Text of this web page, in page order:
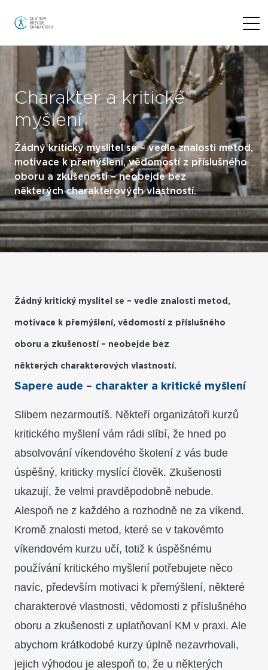
Charakter a kritické
myšlení
Žádný kritický myslitel se – vedle znalosti metod,
motivace k přemýšlení, vědomostí z příslušného
oboru a zkušeností – neobejde bez
některých charakterových vlastností.
Žádný kritický myslitel se – vedle znalosti metod,
motivace k přemýšlení, vědomostí z příslušného
oboru a zkušeností – neobejde bez
některých charakterových vlastností.
Sapere aude – charakter a kritické myšlení
Slibem nezarmoutíš. Někteří organizátoři kurzů
kritického myšlení vám rádi slíbí, že hned po
absolvování víkendového školení z vás bude
úspěšný, kriticky myslící člověk. Zkušenosti
ukazují, že velmi pravděpodobně nebude.
Alespoň ne z každého a rozhodně ne za víkend.
Kromě znalosti metod, které se v takovémto
víkendovém kurzu učí, totiž k úspěšnému
používání kritického myšlení potřebujete něco
navíc, především motivaci k přemýšlení, některé
charakterové vlastnosti, vědomosti z příslušného
oboru a zkušenosti z uplatňovaní KM v praxi. Ale
abychom krátkodobé kurzy úplně nezavrhovali,
jejich výhodou je alespoň to, že u některých